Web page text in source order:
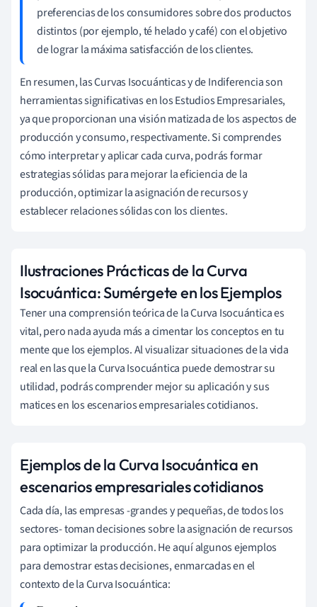
preferencias de los consumidores sobre dos productos
distintos (por ejemplo, té helado y café) con el objetivo
de lograr la máxima satisfacción de los clientes.
En resumen, las Curvas Isocuánticas y de Indiferencia son
herramientas significativas en los Estudios Empresariales,
ya que proporcionan una visión matizada de los aspectos de
producción y consumo, respectivamente. Si comprendes
cómo interpretar y aplicar cada curva, podrás formar
estrategias sólidas para mejorar la eficiencia de la
producción, optimizar la asignación de recursos y
establecer relaciones sólidas con los clientes.
Ilustraciones Prácticas de la Curva
Isocuántica: Sumérgete en los Ejemplos
Tener una comprensión teórica de la Curva Isocuántica es
vital, pero nada ayuda más a cimentar los conceptos en tu
mente que los ejemplos. Al visualizar situaciones de la vida
real en las que la Curva Isocuántica puede demostrar su
utilidad, podrás comprender mejor su aplicación y sus
matices en los escenarios empresariales cotidianos.
Ejemplos de la Curva Isocuántica en
escenarios empresariales cotidianos
Cada día, las empresas -grandes y pequeñas, de todos los
sectores- toman decisiones sobre la asignación de recursos
para optimizar la producción. He aquí algunos ejemplos
para demostrar estas decisiones, enmarcadas en el
contexto de la Curva Isocuántica: